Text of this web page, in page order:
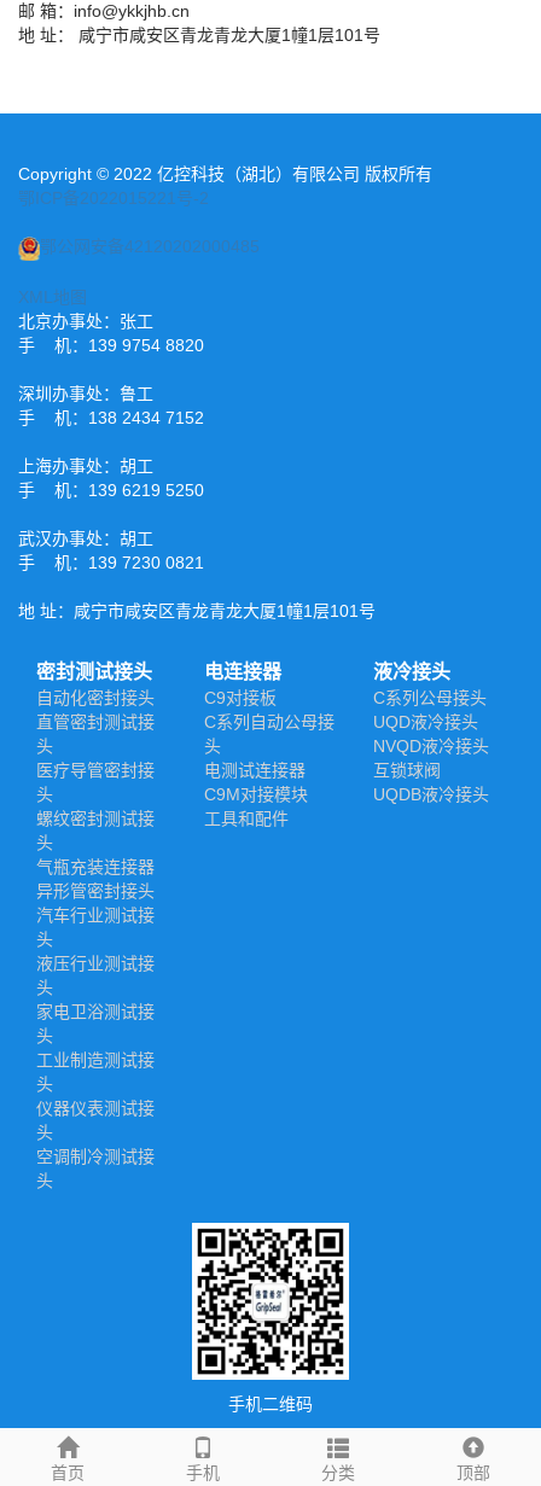
邮 箱：info@ykkjhb.cn
地 址： 咸宁市咸安区青龙青龙大厦1幢1层101号
首页 手机 分类 顶部
Copyright © 2022 亿控科技（湖北）有限公司 版权所有
鄂ICP备2022015221号-2
鄂公网安备42120202000485
XML地图
北京办事处：张工
手 机：139 9754 8820
深圳办事处：鲁工
手 机：138 2434 7152
上海办事处：胡工
手 机：139 6219 5250
武汉办事处：胡工
手 机：139 7230 0821
地 址：咸宁市咸安区青龙青龙大厦1幢1层101号
密封测试接头
自动化密封接头
直管密封测试接
头
医疗导管密封接
头
螺纹密封测试接
头
气瓶充装连接器
异形管密封接头
汽车行业测试接
头
液压行业测试接
头
家电卫浴测试接
头
工业制造测试接
头
仪器仪表测试接
头
空调制冷测试接
头
电连接器
C9对接板
C系列自动公母接
头
电测试连接器
C9M对接模块
工具和配件
液冷接头
C系列公母接头
UQD液冷接头
NVQD液冷接头
互锁球阀
UQDB液冷接头
手机二维码